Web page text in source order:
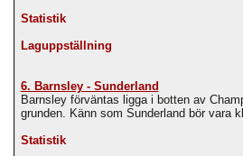
Statistik
Laguppställning
6. Barnsley - Sunderland
Barnsley förväntas ligga i botten av
grunden. Känn som Sunderland bör vara
Statistik